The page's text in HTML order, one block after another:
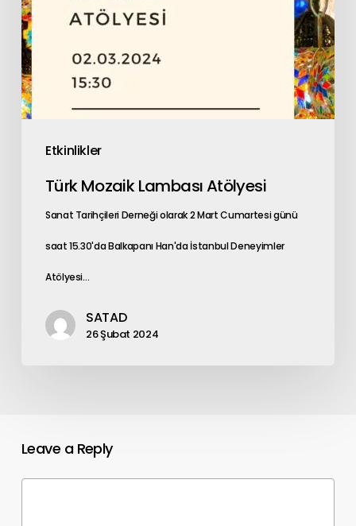
Etkinlikler
Türk Mozaik Lambası Atölyesi
Sanat Tarihçileri Derneği olarak 2 Mart Cumartesi günü
saat 15.30'da Balkapanı Han'da İstanbul Deneyimler
Atölyesi…
SATAD
26 Şubat 2024
Leave a Reply